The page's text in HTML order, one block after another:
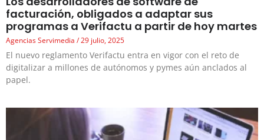
facturación, obligados a adaptar sus
programas a Verifactu a partir de hoy martes
Agencias Servimedia 29 julio, 2025
El nuevo reglamento Verifactu entra en vigor con el reto de
digitalizar a millones de autónomos y pymes aún anclados al
papel.